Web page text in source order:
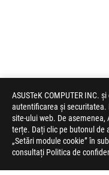
ASUSTeK COMPUTER
autentificarea și securitatea.
site-ului web. De
terțe. Dați clic pe butonul de
„Setări module cookie” în
consultați Politica de
ASUS
Footer
> JOCURI
TIPURI DE PLATĂ